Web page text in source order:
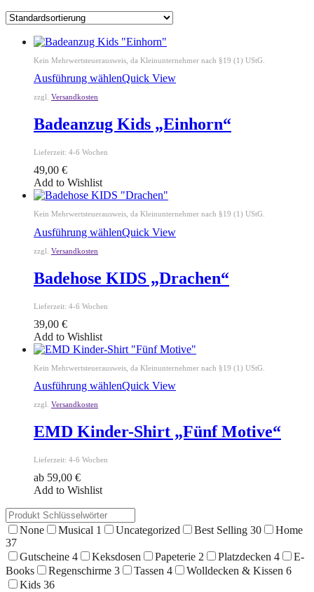
Kein Mehrwertsteuerausweis, da Kleinunternehmer nach §19 (1) UStG.
Ausführung wählenQuick View
zzgl. Versandkosten
Badeanzug Kids „Einhorn“
Lieferzeit: 4-6 Wochen
49,00 €
Add to Wishlist
Kein Mehrwertsteuerausweis, da Kleinunternehmer nach §19 (1) UStG.
Ausführung wählenQuick View
zzgl. Versandkosten
Badehose KIDS „Drachen“
Lieferzeit: 4-6 Wochen
39,00 €
Add to Wishlist
Kein Mehrwertsteuerausweis, da Kleinunternehmer nach §19 (1) UStG.
Ausführung wählenQuick View
zzgl. Versandkosten
EMD Kinder-Shirt „Fünf Motive“
Lieferzeit: 4-6 Wochen
ab 59,00 €
Add to Wishlist
None Musical 1 Uncategorized Best Selling 30
Home
37
Gutscheine 4 Keksdosen Papeterie 2 Platzdecken 4
E-
Books
Regenschirme 3 Tassen 4 Wolldecken & Kissen 6
Kids 36